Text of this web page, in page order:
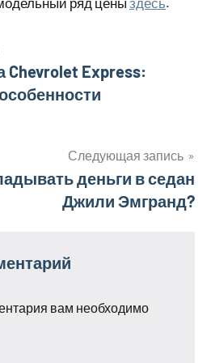
Express:
Следующая запись
деньги в седан
Джили Эмгранд?
вам необходимо